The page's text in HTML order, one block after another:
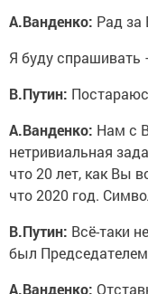
А.Ванденко: Рад за
Я буду спрашивать
В.Путин:
А.Ванденко: Нам с
нетривиальная
что 20 лет, как Вы
что 2020 год.
В.Путин: Всё-таки
был
А.Ванденко: